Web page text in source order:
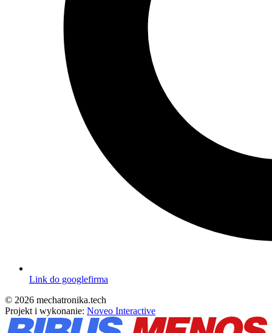
Link do googlefirma
© 2026 mechatronika.tech
Projekt i wykonanie: Noveo Interactive